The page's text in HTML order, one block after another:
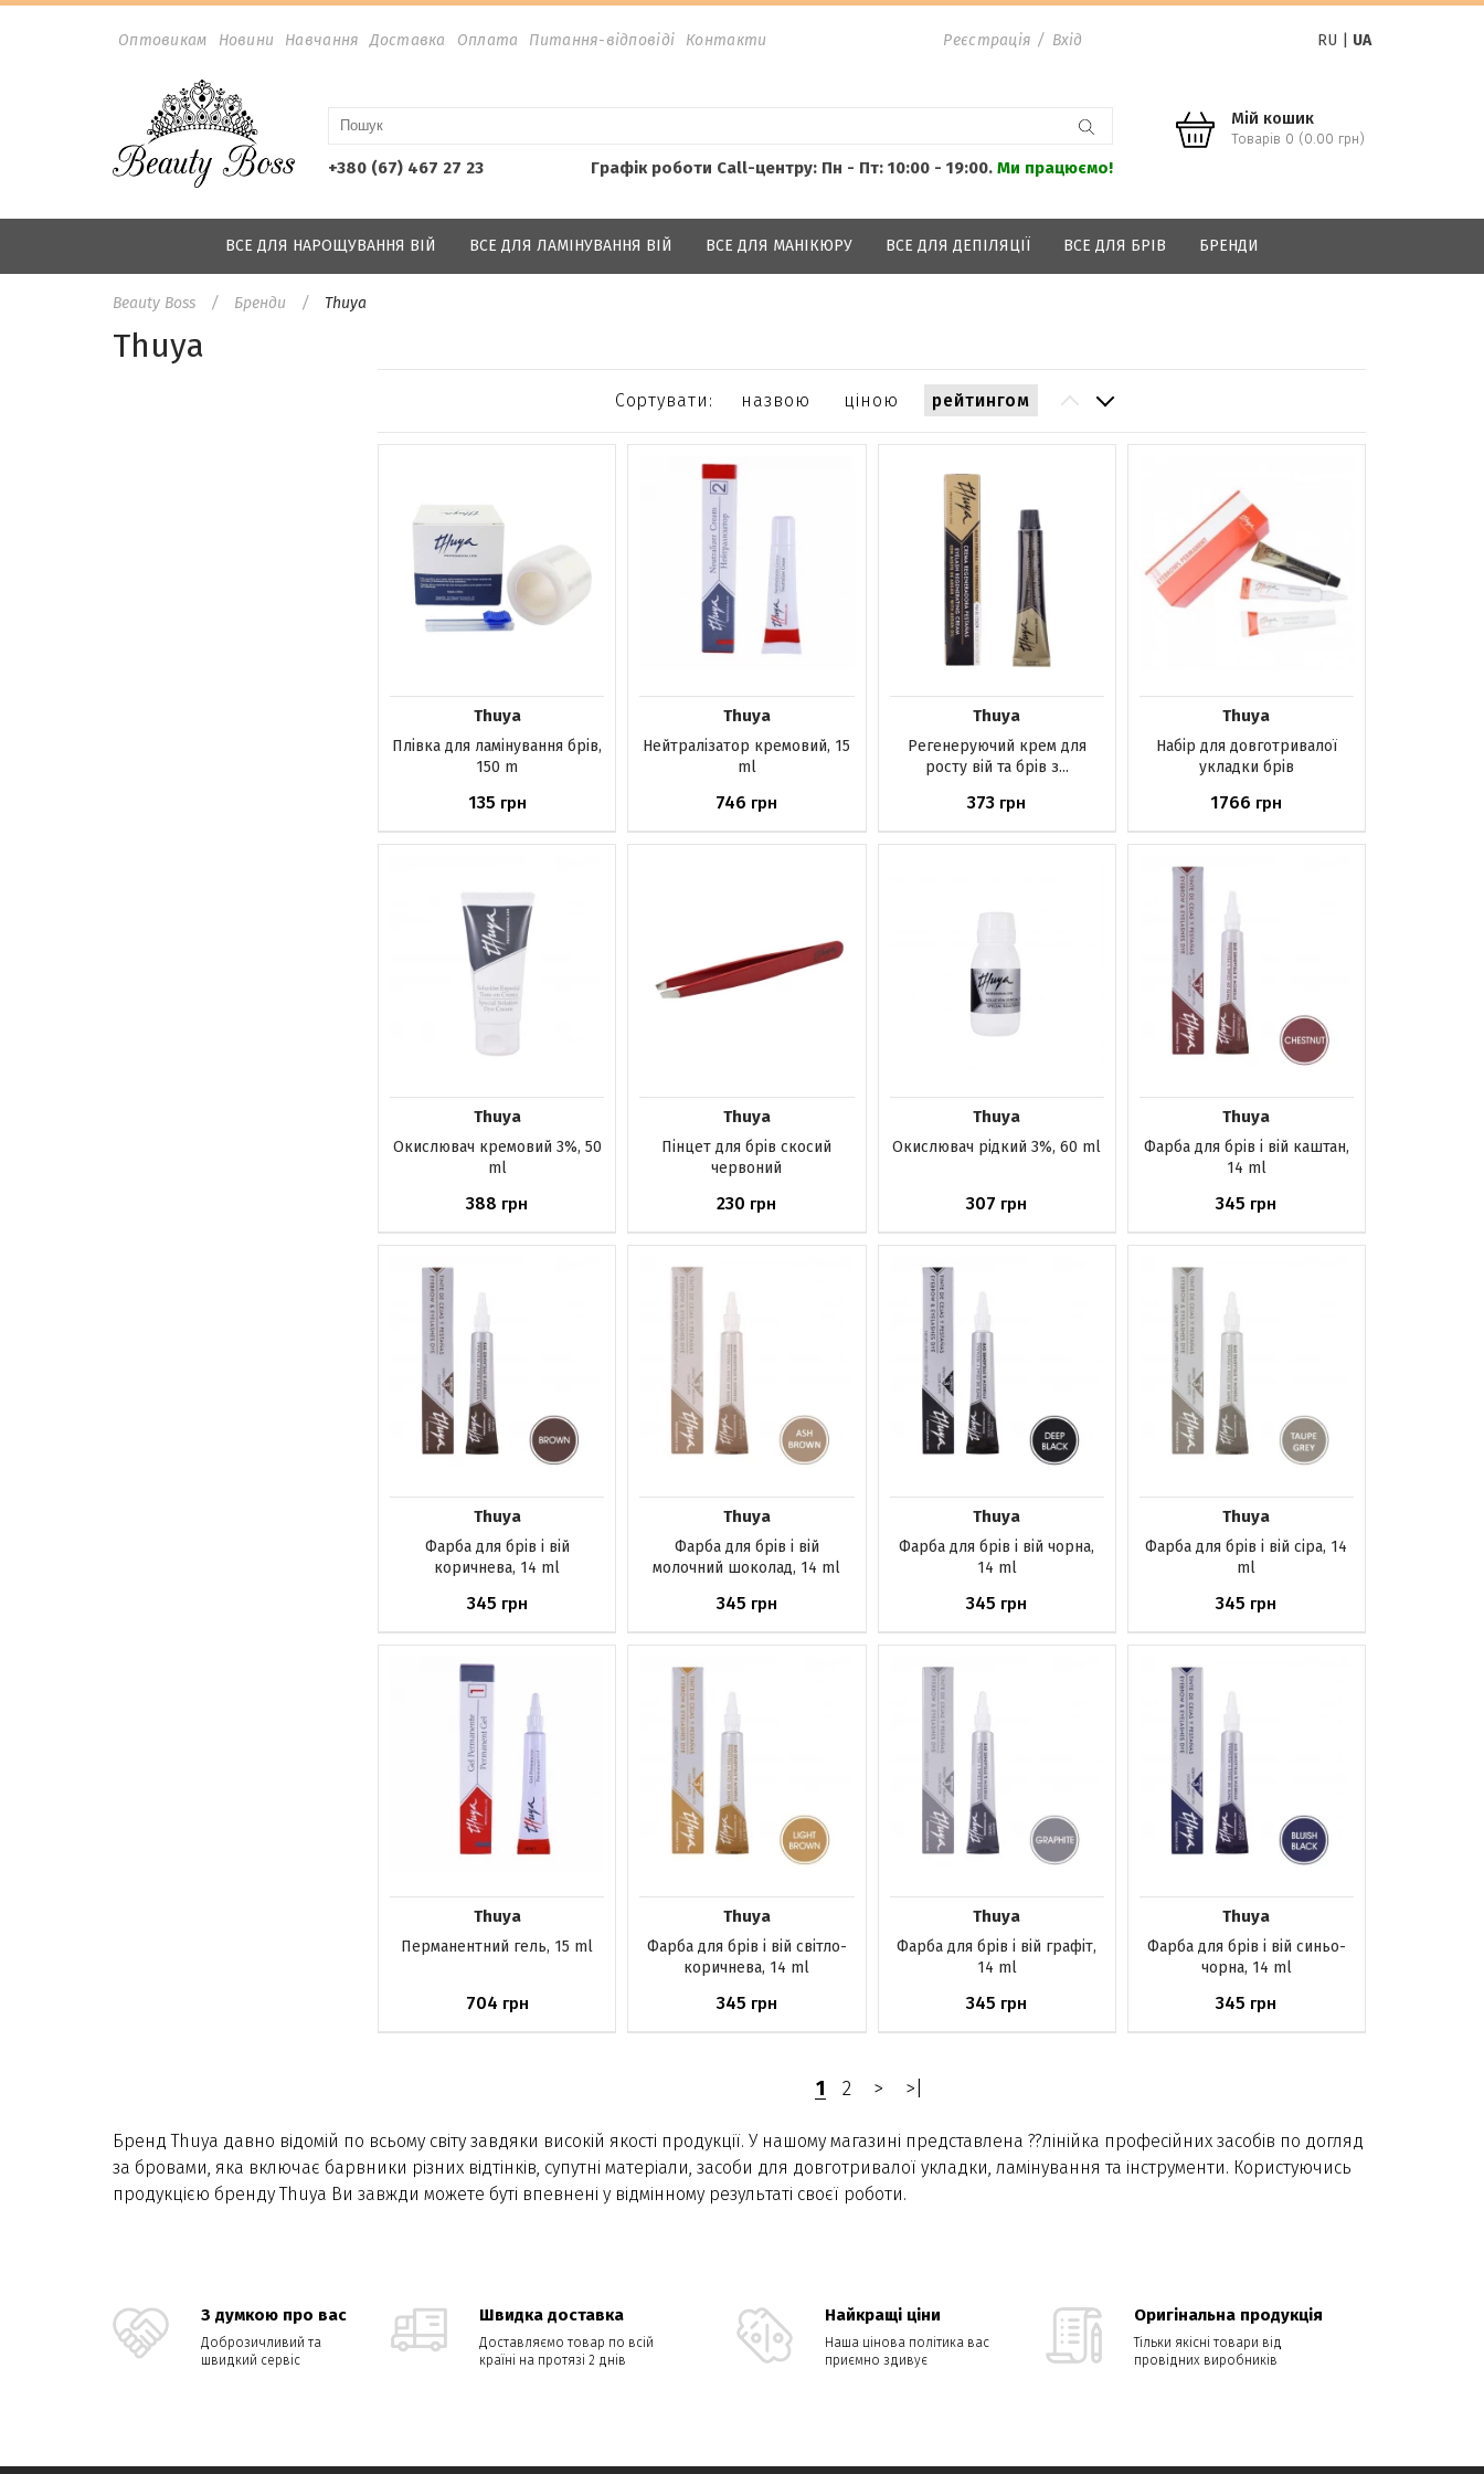
Оптовикам Новини Навчання Доставка Оплата Питання-відповіді Контакти Реєстрація / Вхід RU UA
+380 (67) 467 27 23 Графік роботи Call-центру: Пн - Пт: 10:00 - 19:00. Ми працюємо!
Мій кошик
Товарів 0 (0.00 грн)
ВСЕ ДЛЯ НАРОЩУВАННЯ ВІЙ ВСЕ ДЛЯ ЛАМІНУВАННЯ ВІЙ ВСЕ ДЛЯ МАНІКЮРУ ВСЕ ДЛЯ ДЕПІЛЯЦІЇ ВСЕ ДЛЯ БРІВ БРЕНДИ
Beauty Boss Бренди Thuya
Thuya
Сортувати: назвою ціною рейтингом
Thuya
Плівка для ламінування брів,
150 m
135 грн
Thuya
Нейтралізатор кремовий, 15
ml
746 грн
Thuya
Регенеруючий крем для
росту вій та брів з...
373 грн
Thuya
Набір для довготривалої
укладки брів
1766 грн
Thuya
Окислювач кремовий 3%, 50
ml
388 грн
Thuya
Пінцет для брів скосий
червоний
230 грн
Thuya
Окислювач рідкий 3%, 60 ml
307 грн
Thuya
Фарба для брів і вій каштан,
14 ml
345 грн
Thuya
Фарба для брів і вій
коричнева, 14 ml
345 грн
Thuya
Фарба для брів і вій
молочний шоколад, 14 ml
345 грн
Thuya
Фарба для брів і вій чорна,
14 ml
345 грн
Thuya
Фарба для брів і вій сіра, 14
ml
345 грн
Thuya
Перманентний гель, 15 ml
704 грн
Thuya
Фарба для брів і вій світло-
коричнева, 14 ml
345 грн
Thuya
Фарба для брів і вій графіт,
14 ml
345 грн
Thuya
Фарба для брів і вій синьо-
чорна, 14 ml
345 грн
1 2 > >|
Бренд Thuya давно відомій по всьому світу завдяки високій якості продукції. У нашому магазині представлена ??лінійка професійних засобів по догляд
за бровами, яка включає барвники різних відтінків, супутні матеріали, засоби для довготривалої укладки, ламінування та інструменти. Користуючись
продукцією бренду Thuya Ви завжди можете буті впевнені у відмінному результаті своєї роботи.
З думкою про вас
Доброзичливий та
швидкий сервіс
Швидка доставка
Доставляємо товар по всій
країні на протязі 2 днів
Найкращі ціни
Наша цінова політика вас
приємно здивує
Оригінальна продукція
Тільки якісні товари від
провідних виробників